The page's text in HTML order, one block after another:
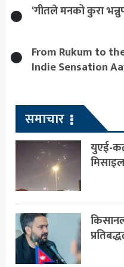
‘गीतले मनको कुरा
From Rukum to
Indie Sensation
समाचार
युएई-
मिसाइल